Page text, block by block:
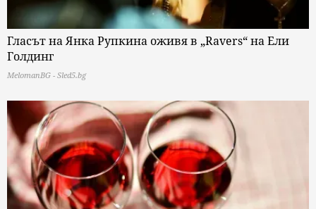
Гласът на Янка Рупкина оживя в „Ravers“ на Ели
Голдинг
MelomanBG - Sled5.bg